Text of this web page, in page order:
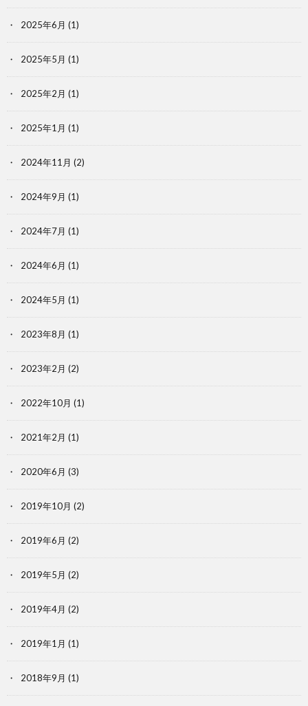
2025年6月 (1)
2025年5月 (1)
2025年2月 (1)
2025年1月 (1)
2024年11月 (2)
2024年9月 (1)
2024年7月 (1)
2024年6月 (1)
2024年5月 (1)
2023年8月 (1)
2023年2月 (2)
2022年10月 (1)
2021年2月 (1)
2020年6月 (3)
2019年10月 (2)
2019年6月 (2)
2019年5月 (2)
2019年4月 (2)
2019年1月 (1)
2018年9月 (1)